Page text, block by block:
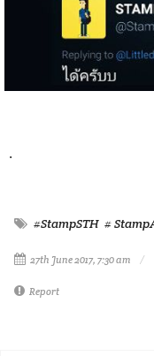
.
#StampSTH #
27th June 2017, 7:30 am
Report